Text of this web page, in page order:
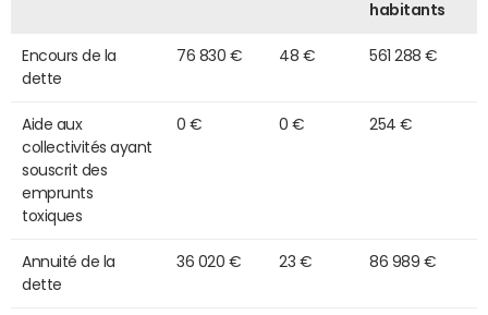
habitants
Encours de la
dette
76 830 € 48 € 561 288 €
Aide aux
collectivités ayant
souscrit des
emprunts
toxiques
0 € 0 € 254 €
Annuité de la
dette
36 020 € 23 € 86 989 €